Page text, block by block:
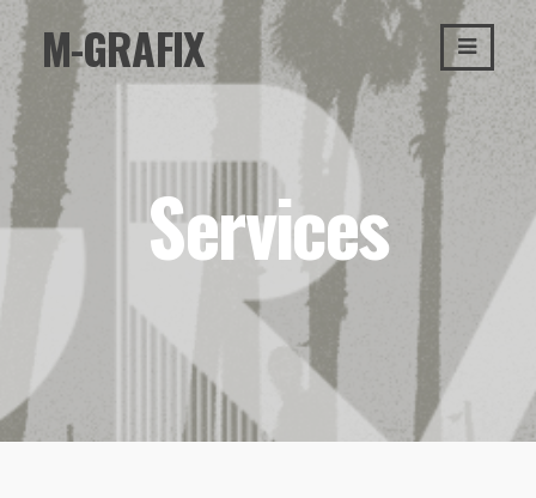
Passer
au
contenu
M-GRAFIX
Services